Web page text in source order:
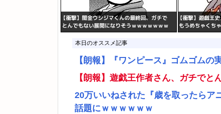
本日のオススメ記事
【朗報】『ワンピース』ゴムゴム
【朗報】遊戯王作者さん、ガチで
20万いいねされた『歳を取ったらア
話題にｗｗｗｗｗｗ